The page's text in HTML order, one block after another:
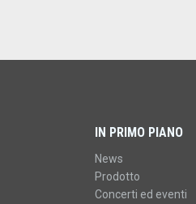
IN PRIMO PIANO
News
Prodotto
Concerti ed eventi